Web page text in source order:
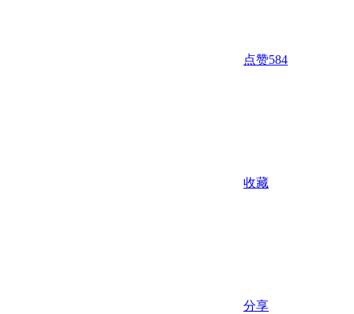
点赞584
收藏
分享